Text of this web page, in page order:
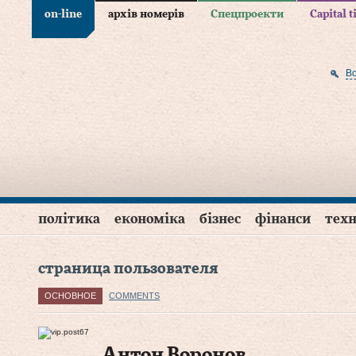
on-line архів номерів Спецпроекти Capital
політика економіка бізнес фінанси
страница пользователя
ОСНОВНОЕ COMMENTS